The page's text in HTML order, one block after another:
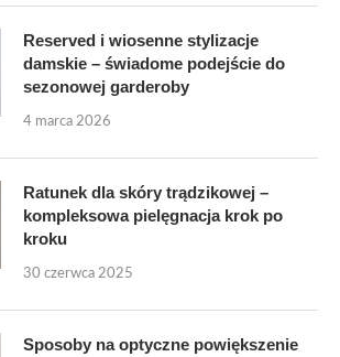
Reserved i wiosenne stylizacje
damskie – świadome podejście do
sezonowej garderoby
4 marca 2026
Ratunek dla skóry trądzikowej –
kompleksowa pielęgnacja krok po
kroku
30 czerwca 2025
Sposoby na optyczne powiększenie